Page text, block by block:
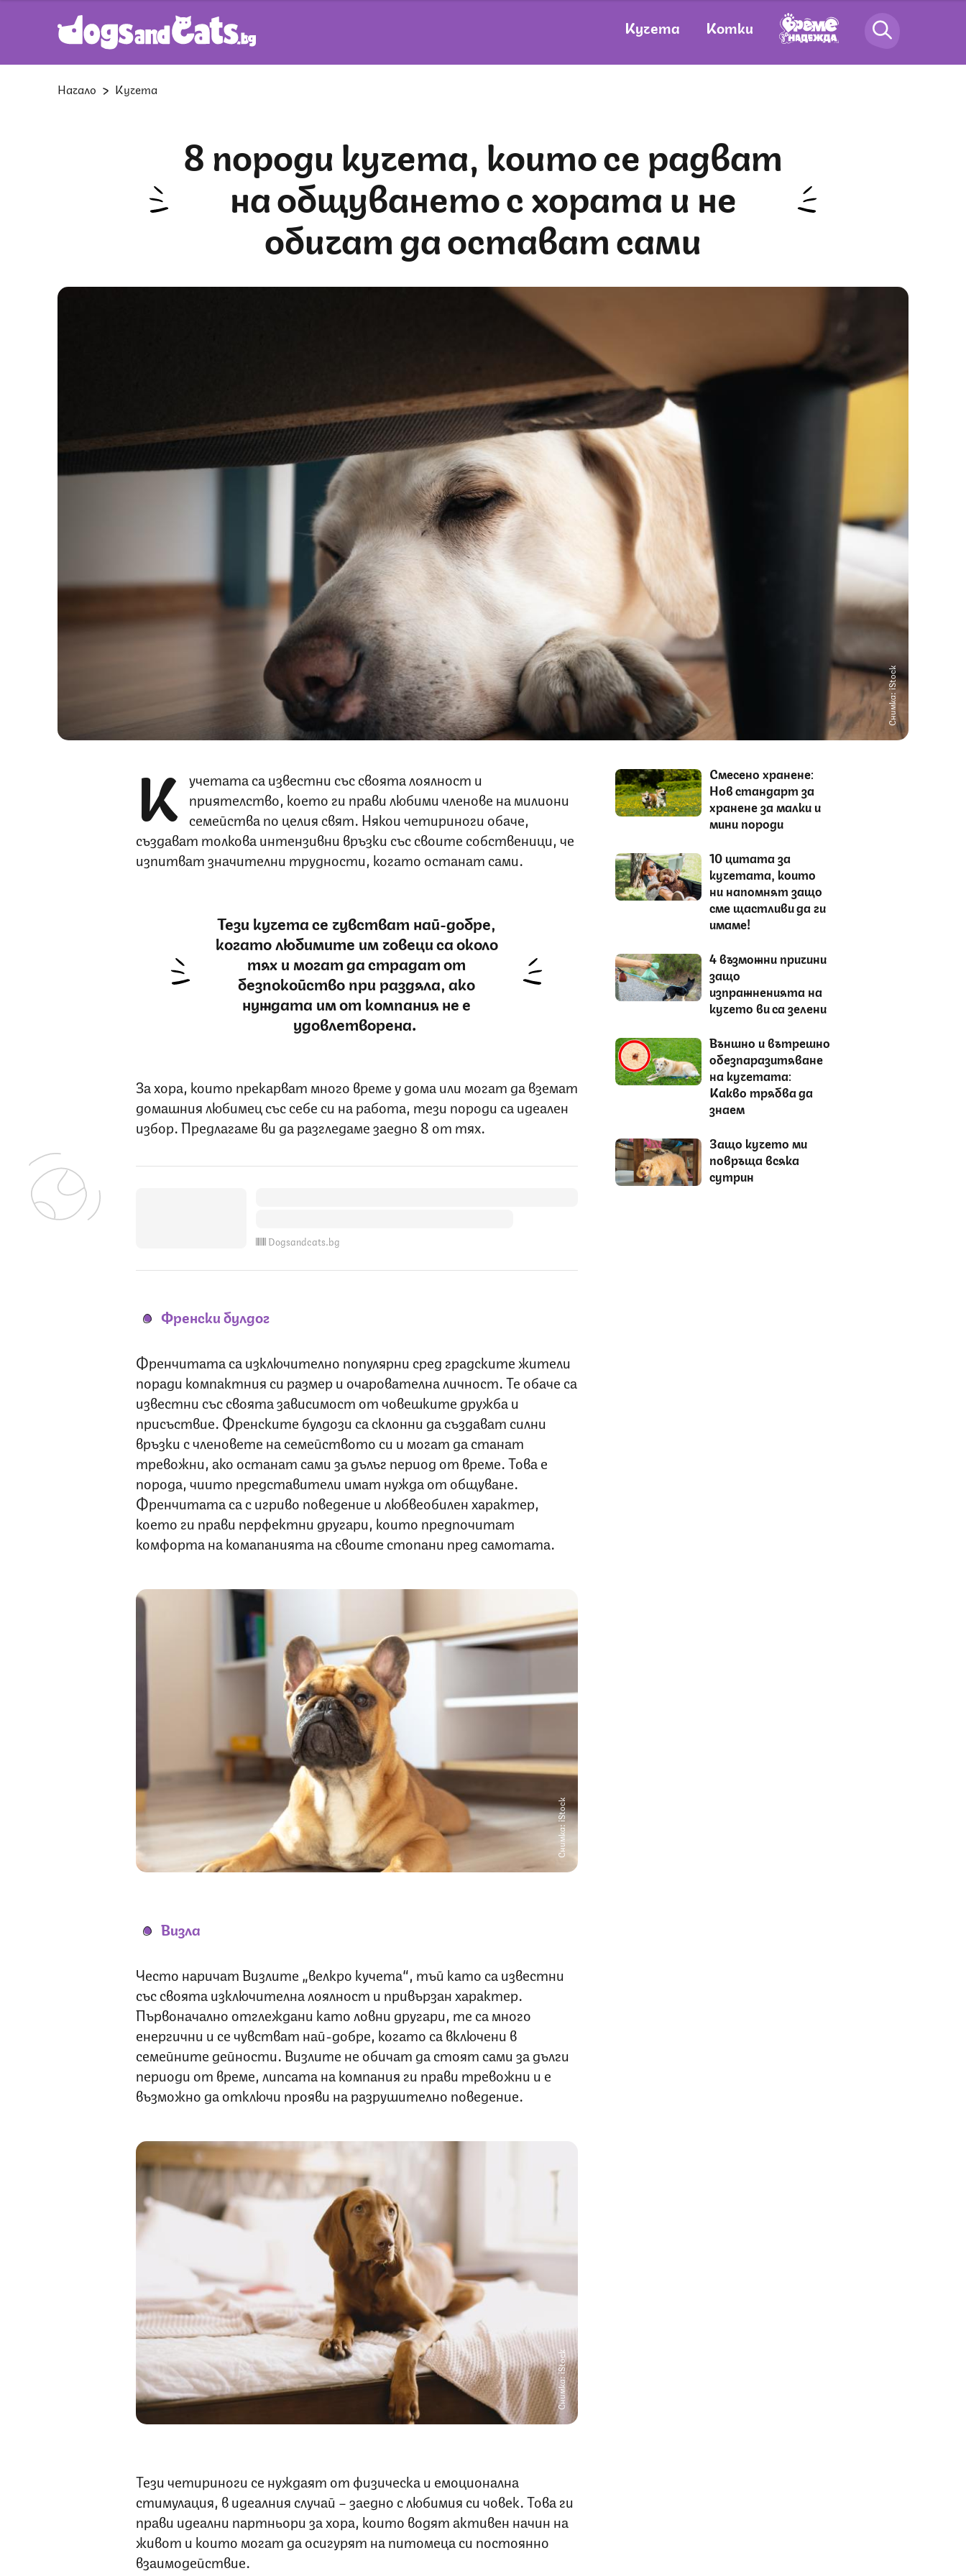
Кучета Котки
Начало Кучета
8 породи кучета, които се радват
на общуването с хората и не
обичат да остават сами
Снимка: iStock
К учетата са известни със своята лоялност и
приятелство, което ги прави любими членове на милиони
семейства по целия свят. Някои четириноги обаче,
създават толкова интензивни връзки със своите собственици, че
изпитват значителни трудности, когато останат сами.
Тези кучета се чувстват най-добре,
когато любимите им човеци са около
тях и могат да страдат от
безпокойство при раздяла, ако
нуждата им от компания не е
удовлетворена.
За хора, които прекарват много време у дома или могат да вземат
домашния любимец със себе си на работа, тези породи са идеален
избор. Предлагаме ви да разгледаме заедно 8 от тях.
Dogsandcats.bg
Френски булдог
Френчитата са изключително популярни сред градските жители
поради компактния си размер и очарователна личност. Те обаче са
известни със своята зависимост от човешките дружба и
присъствие. Френските булдози са склонни да създават силни
връзки с членовете на семейството си и могат да станат
тревожни, ако останат сами за дълъг период от време. Това е
порода, чиито представители имат нужда от общуване.
Френчитата са с игриво поведение и любвеобилен характер,
което ги прави перфектни другари, които предпочитат
комфорта на комапанията на своите стопани пред самотата.
Снимка: iStock
Визла
Често наричат Визлите „велкро кучета“, тъй като са известни
със своята изключителна лоялност и привързан характер.
Първоначално отглеждани като ловни другари, те са много
енергични и се чувстват най-добре, когато са включени в
семейните дейности. Визлите не обичат да стоят сами за дълги
периоди от време, липсата на компания ги прави тревожни и е
възможно да отключи прояви на разрушително поведение.
Снимка: iStock
Тези четириноги се нуждаят от физическа и емоционална
стимулация, в идеалния случай – заедно с любимия си човек. Това ги
прави идеални партньори за хора, които водят активен начин на
живот и които могат да осигурят на питомеца си постоянно
взаимодействие.
Смесено хранене:
Нов стандарт за
хранене за малки и
мини породи
10 цитата за
кучетата, които
ни напомнят защо
сме щастливи да ги
имаме!
4 възможни причини
защо
изпражненията на
кучето ви са зелени
Външно и вътрешно
обезпаразитяване
на кучетата:
Какво трябва да
знаем
Защо кучето ми
повръща всяка
сутрин